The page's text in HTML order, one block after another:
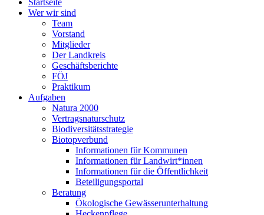
Startseite
Wer wir sind
Team
Vorstand
Mitglieder
Der Landkreis
Geschäftsberichte
FÖJ
Praktikum
Aufgaben
Natura 2000
Vertragsnaturschutz
Biodiversitätsstrategie
Biotopverbund
Informationen für Kommunen
Informationen für Landwirt*innen
Informationen für die Öffentlichkeit
Beteiligungsportal
Beratung
Ökologische Gewässerunterhaltung